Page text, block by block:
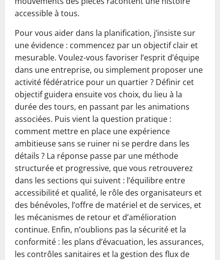
accessible à tous.
Pour vous aider dans la planification, j’insiste sur
une évidence : commencez par un objectif clair et
mesurable. Voulez-vous favoriser l’esprit d’équipe
dans une entreprise, ou simplement proposer une
activité fédératrice pour un quartier ? Définir cet
objectif guidera ensuite vos choix, du lieu à la
durée des tours, en passant par les animations
associées. Puis vient la question pratique :
comment mettre en place une expérience
ambitieuse sans se ruiner ni se perdre dans les
détails ? La réponse passe par une méthode
structurée et progressive, que vous retrouverez
dans les sections qui suivent : l’équilibre entre
accessibilité et qualité, le rôle des organisateurs et
des bénévoles, l’offre de matériel et de services, et
les mécanismes de retour et d’amélioration
continue. Enfin, n’oublions pas la sécurité et la
conformité : les plans d’évacuation, les assurances,
les contrôles sanitaires et la gestion des flux de